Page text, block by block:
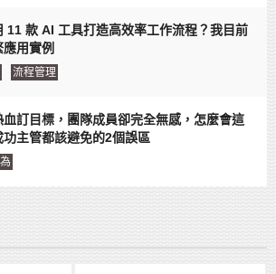
11 款 AI 工具打造高效率工作流程？我目前
用實例
流程管理
血訂目標，團隊成員卻完全無感，怎麼會這
功主管都該避免的2個誤區